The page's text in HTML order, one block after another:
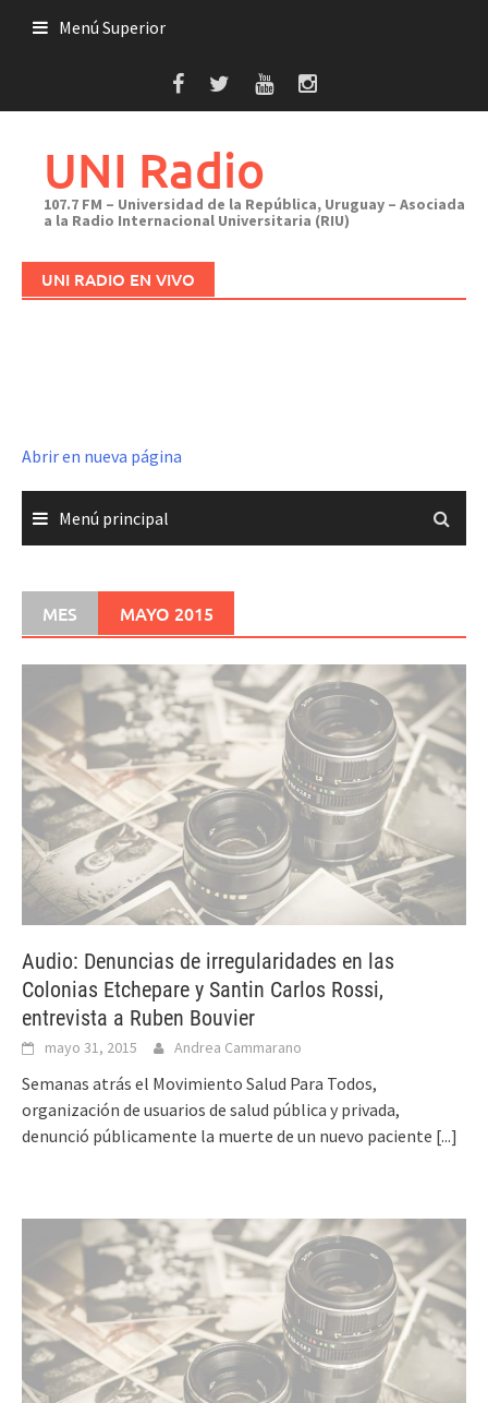
Menú Superior
UNI Radio
107.7 FM – Universidad de la República, Uruguay – Asociada
a la Radio Internacional Universitaria (RIU)
UNI RADIO EN VIVO
Abrir en nueva página
Menú principal
MES MAYO 2015
Audio: Denuncias de irregularidades en las
Colonias Etchepare y Santin Carlos Rossi,
entrevista a Ruben Bouvier
mayo 31, 2015 Andrea Cammarano
Semanas atrás el Movimiento Salud Para Todos,
organización de usuarios de salud pública y privada,
denunció públicamente la muerte de un nuevo paciente [...]